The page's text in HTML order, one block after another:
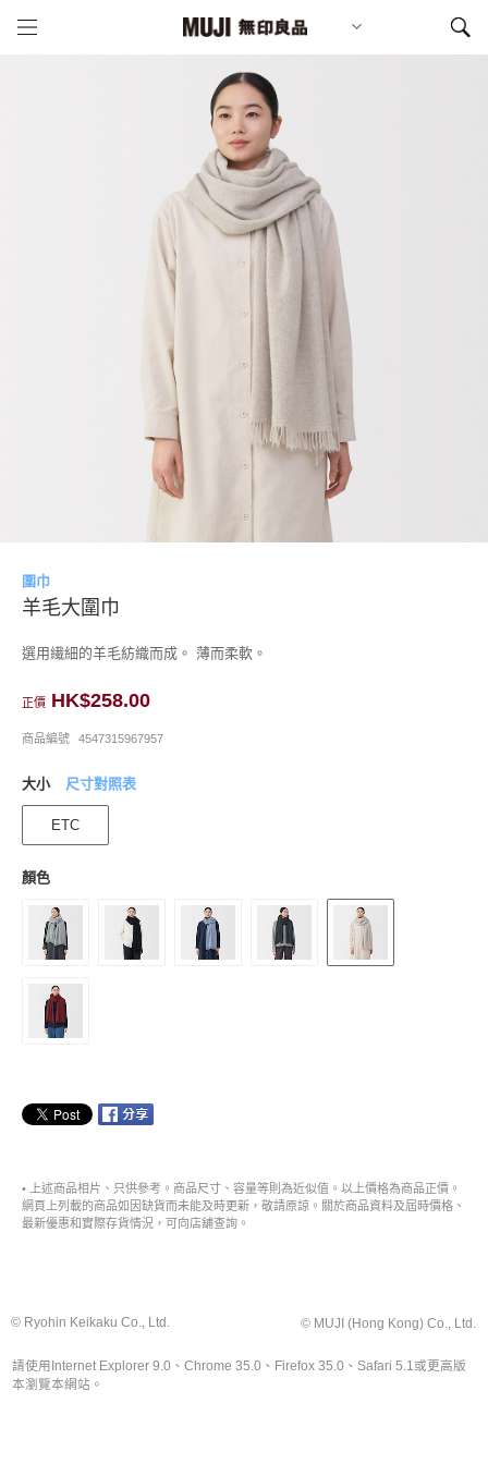
圍巾
羊毛大圍巾
選用繊細的羊毛紡織而成。 薄而柔軟。
正價 HK$258.00
商品編號 4547315967957
大小 尺寸對照表
ETC
顏色
• 上述商品相片、只供參考。商品尺寸、容量等則為近似值。以上價格為商品正價。
網頁上列載的商品如因缺貨而未能及時更新，敬請原諒。關於商品資料及屆時價格、
最新優惠和實際存貨情況，可向店舖查詢。
© Ryohin Keikaku Co., Ltd. © MUJI (Hong Kong) Co., Ltd.
請使用Internet Explorer 9.0、Chrome 35.0、Firefox 35.0、Safari 5.1或更高版
本瀏覽本網站。